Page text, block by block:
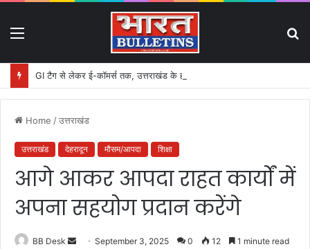
GI टैग से लेकर ई-कॉमर्स तक, उत्तराखंड के हस्तशिल्प को मिलेगा बड़ा बढ़ावा
Home /उत्तराखंड
उत्तराखंड देहरादून मौसम/आपदा शिक्षा
आगे आकर आपदा राहत कार्यों में
अपना सहयोग प्रदान करेंगे
BB Desk September 3, 2025 0 12 1 minute read